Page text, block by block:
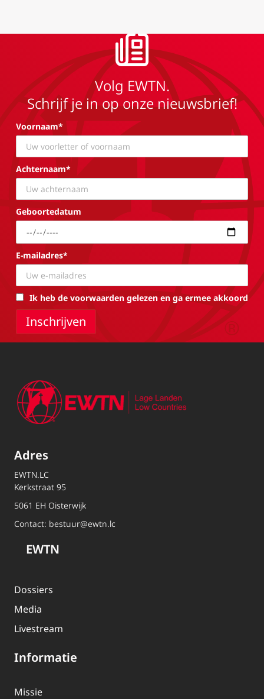
Volg EWTN.
Schrijf je in op onze nieuwsbrief!
Voornaam*
Achternaam*
Geboortedatum
E-mailadres*
Ik heb de voorwaarden gelezen en ga ermee akkoord
Adres
EWTN.LC
Kerkstraat 95
5061 EH Oisterwijk
Contact: bestuur@ewtn.lc
EWTN
Dossiers
Media
Livestream
Informatie
Missie